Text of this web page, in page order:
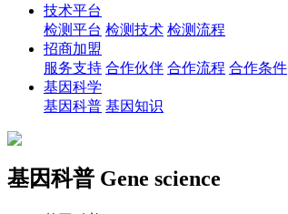
技术平台
检测平台 检测技术 检测流程
招商加盟
服务支持 合作伙伴 合作流程 合作条件
基因科学
基因科普 基因知识
基因科普 Gene science